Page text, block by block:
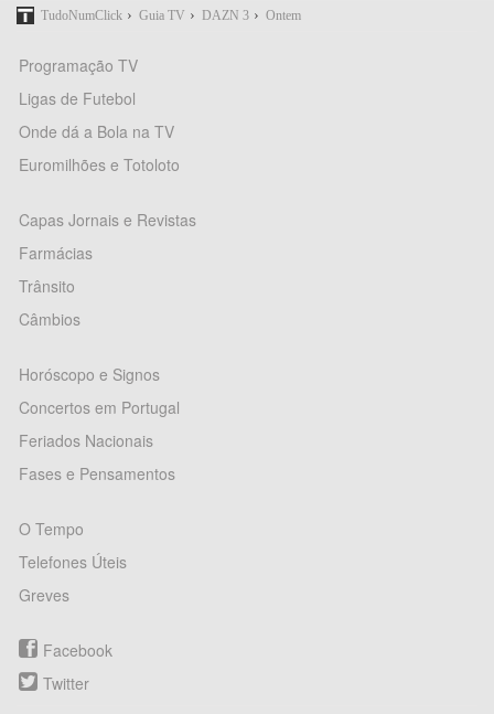
TudoNumClick › Guia TV › DAZN 3 › Ontem
Programação TV
Ligas de Futebol
Onde dá a Bola na TV
Euromilhões e Totoloto
Capas Jornais e Revistas
Farmácias
Trânsito
Câmbios
Horóscopo e Signos
Concertos em Portugal
Feriados Nacionais
Fases e Pensamentos
O Tempo
Telefones Úteis
Greves
Facebook
Twitter